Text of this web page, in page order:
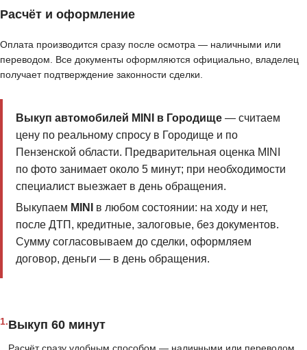
Расчёт и оформление
Оплата производится сразу после осмотра — наличными или
переводом. Все документы оформляются официально, владелец
получает подтверждение законности сделки.
Выкуп автомобилей MINI в Городище— считаем
цену по реальному спросу в Городище и по
Пензенской области. Предварительная оценка MINI
по фото занимает около 5 минут; при необходимости
специалист выезжает в день обращения.
Выкупаем MINI
в любом состоянии: на ходу и нет,
после ДТП, кредитные, залоговые, без документов.
Сумму согласовываем до сделки, оформляем
договор, деньги — в день обращения.
1.Выкуп 60 минут